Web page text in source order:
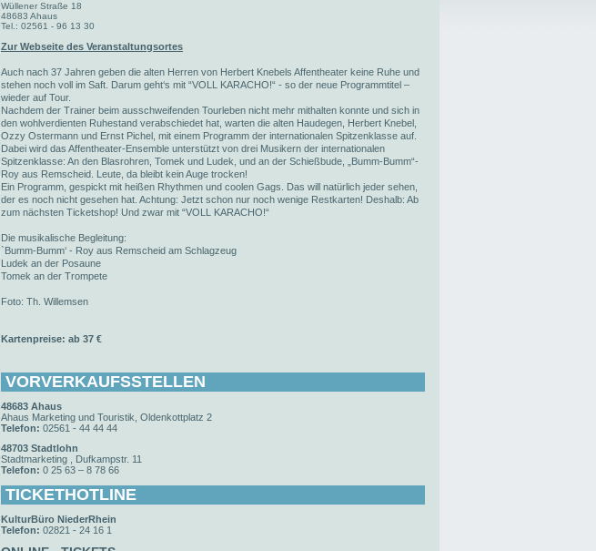
Wüllener Straße 18
48683 Ahaus
Tel.: 02561 - 96 13 30
Zur Webseite des Veranstaltungsortes
Auch nach 37 Jahren geben die alten Herren von Herbert Knebels Affentheater keine Ruhe und
stehen noch voll im Saft. Darum geht‘s mit “VOLL KARACHO!“ - so der neue Programmtitel –
wieder auf Tour.
Nachdem der Trainer beim ausschweifenden Tourleben nicht mehr mithalten konnte und sich in
den wohlverdienten Ruhestand verabschiedet hat, warten die alten Haudegen, Herbert Knebel,
Ozzy Ostermann und Ernst Pichel, mit einem Programm der internationalen Spitzenklasse auf.
Dabei wird das Affentheater-Ensemble unterstützt von drei Musikern der internationalen
Spitzenklasse: An den Blasrohren, Tomek und Ludek, und an der Schießbude, „Bumm-Bumm“-
Roy aus Remscheid. Leute, da bleibt kein Auge trocken!
Ein Programm, gespickt mit heißen Rhythmen und coolen Gags. Das will natürlich jeder sehen,
der es noch nicht gesehen hat. Achtung: Jetzt schon nur noch wenige Restkarten! Deshalb: Ab
zum nächsten Ticketshop! Und zwar mit “VOLL KARACHO!“
Die musikalische Begleitung:
`Bumm-Bumm‘ - Roy aus Remscheid am Schlagzeug
Ludek an der Posaune
Tomek an der Trompete
Foto: Th. Willemsen
Kartenpreise: ab 37 €
VORVERKAUFSSTELLEN
48683 Ahaus
Ahaus Marketing und Touristik, Oldenkottplatz 2
Telefon: 02561 - 44 44 44
48703 Stadtlohn
Stadtmarketing , Dufkampstr. 11
Telefon: 0 25 63 – 8 78 66
TICKETHOTLINE
KulturBüro NiederRhein
Telefon: 02821 - 24 16 1